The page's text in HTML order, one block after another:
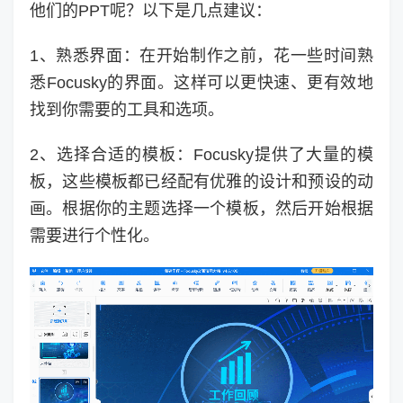
他们的PPT呢？以下是几点建议：
1、熟悉界面：在开始制作之前，花一些时间熟
悉Focusky的界面。这样可以更快速、更有效地
找到你需要的工具和选项。
2、选择合适的模板：Focusky提供了大量的模
板，这些模板都已经配有优雅的设计和预设的动
画。根据你的主题选择一个模板，然后开始根据
需要进行个性化。